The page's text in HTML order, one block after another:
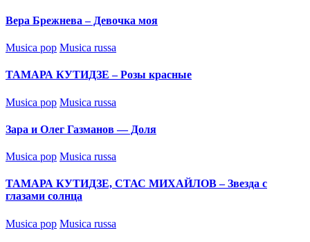
Вера Брежнева – Девочка моя
Posted
Musica pop Musica russa
ТАМАРА КУТИДЗЕ – Розы красные
Posted
Musica pop Musica russa
Зара и Олег Газманов — Доля
Posted
Musica pop Musica russa
ТАМАРА КУТИДЗЕ, СТАС МИХАЙЛОВ – Звезда с
глазами солнца
Posted
Musica pop Musica russa